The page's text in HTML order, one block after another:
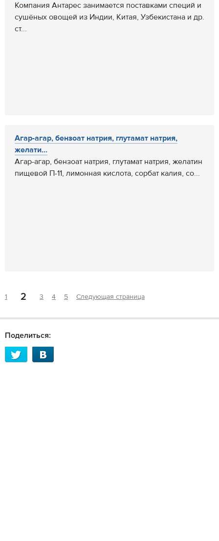
Компания Антарес занимается поставками специй и
сушёных овощей из Индии, Китая, Узбекистана и др.
ст...
Агар-агар, бензоат натрия, глутамат натрия,
желати...
Агар-агар, бензоат натрия, глутамат натрия, желатин
пищевой П-11, лимонная кислота, сорбат калия, со...
1 2 3 4 5 Следующая страница
Поделиться: